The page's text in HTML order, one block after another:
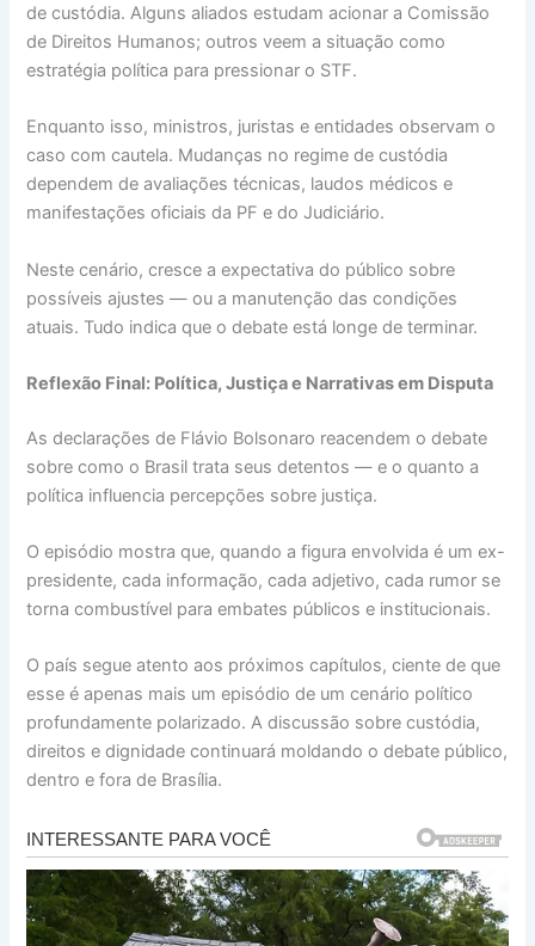
de custódia. Alguns aliados estudam acionar a Comissão
de Direitos Humanos; outros veem a situação como
estratégia política para pressionar o STF.
Enquanto isso, ministros, juristas e entidades observam o
caso com cautela. Mudanças no regime de custódia
dependem de avaliações técnicas, laudos médicos e
manifestações oficiais da PF e do Judiciário.
Neste cenário, cresce a expectativa do público sobre
possíveis ajustes — ou a manutenção das condições
atuais. Tudo indica que o debate está longe de terminar.
Reflexão Final: Política, Justiça e Narrativas em Disputa
As declarações de Flávio Bolsonaro reacendem o debate
sobre como o Brasil trata seus detentos — e o quanto a
política influencia percepções sobre justiça.
O episódio mostra que, quando a figura envolvida é um ex-
presidente, cada informação, cada adjetivo, cada rumor se
torna combustível para embates públicos e institucionais.
O país segue atento aos próximos capítulos, ciente de que
esse é apenas mais um episódio de um cenário político
profundamente polarizado. A discussão sobre custódia,
direitos e dignidade continuará moldando o debate público,
dentro e fora de Brasília.